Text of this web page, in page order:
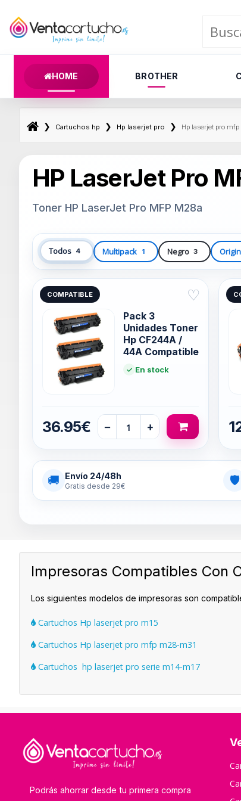
HOME BROTHER
❯ Cartuchos hp ❯ Hp laserjet pro ❯ Hp laserjet pro
HP LaserJet Pro
Toner HP LaserJet Pro MFP M28a
Todos 4 Multipack 1 Negro 3
COMPATIBLE ♡
Pack 3
Unidades Toner
Hp CF244A /
44A Compatible
En stock
36.95€ − +
🚚 Envío 24/48h
Gratis desde 29€ 🛡
Impresoras Compatibles Con
Los siguientes modelos de impresoras son
Cartuchos Hp laserjet pro m15
Cartuchos Hp laserjet pro mfp m28-m31
Cartuchos hp laserjet pro serie m14-m17
Podrás ahorrar desde tu primera compra